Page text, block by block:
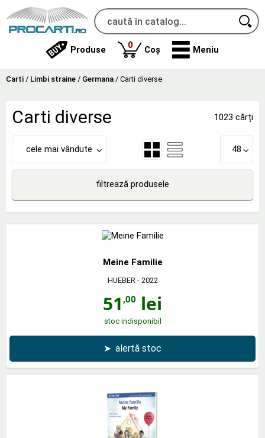
Produse 0produse
Coș Meniu
Carti / Limbi straine / Germana / Carti diverse
Carti diverse 1023 cărți
cele mai vândute 48
filtrează produsele
Meine Familie
HUEBER - 2022
51 ,00 lei
stoc indisponibil
➤ alertă stoc